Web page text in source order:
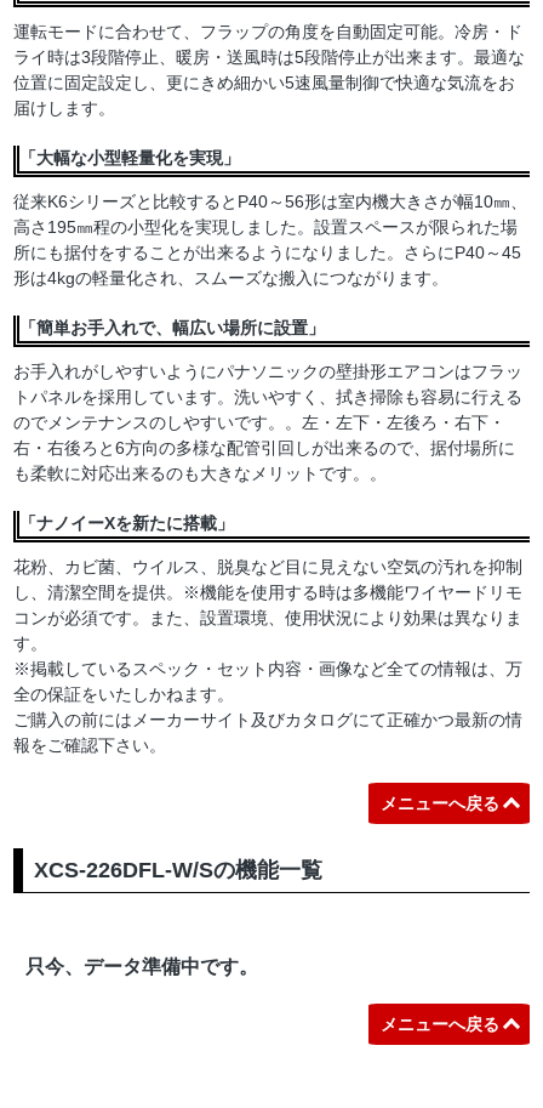
運転モードに合わせて、フラップの角度を自動固定可能。冷房・ド
ライ時は3段階停止、暖房・送風時は5段階停止が出来ます。最適な
位置に固定設定し、更にきめ細かい5速風量制御で快適な気流をお
届けします。
「大幅な小型軽量化を実現」
従来K6シリーズと比較するとP40～56形は室内機大きさが幅10㎜、
高さ195㎜程の小型化を実現しました。設置スペースが限られた場
所にも据付をすることが出来るようになりました。さらにP40～45
形は4kgの軽量化され、スムーズな搬入につながります。
「簡単お手入れで、幅広い場所に設置」
お手入れがしやすいようにパナソニックの壁掛形エアコンはフラッ
トパネルを採用しています。洗いやすく、拭き掃除も容易に行える
のでメンテナンスのしやすいです。。左・左下・左後ろ・右下・
右・右後ろと6方向の多様な配管引回しが出来るので、据付場所に
も柔軟に対応出来るのも大きなメリットです。。
「ナノイーXを新たに搭載」
花粉、カビ菌、ウイルス、脱臭など目に見えない空気の汚れを抑制
し、清潔空間を提供。※機能を使用する時は多機能ワイヤードリモ
コンが必須です。また、設置環境、使用状況により効果は異なりま
す。
※掲載しているスペック・セット内容・画像など全ての情報は、万
全の保証をいたしかねます。
ご購入の前にはメーカーサイト及びカタログにて正確かつ最新の情
報をご確認下さい。
メニューへ戻る
XCS-226DFL-W/Sの機能一覧
只今、データ準備中です。
メニューへ戻る